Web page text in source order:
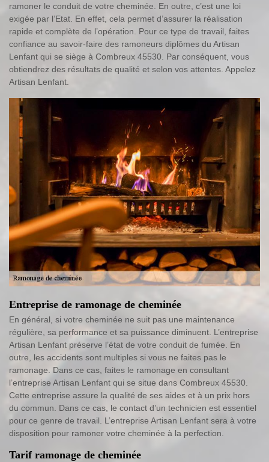
ramoner le conduit de votre cheminée. En outre, c’est une loi
exigée par l’Etat. En effet, cela permet d’assurer la réalisation
rapide et complète de l’opération. Pour ce type de travail, faites
confiance au savoir-faire des ramoneurs diplômes du Artisan
Lenfant qui se siège à Combreux 45530. Par conséquent, vous
obtiendrez des résultats de qualité et selon vos attentes. Appelez
Artisan Lenfant.
Entreprise de ramonage de cheminée
En général, si votre cheminée ne suit pas une maintenance
régulière, sa performance et sa puissance diminuent. L’entreprise
Artisan Lenfant préserve l’état de votre conduit de fumée. En
outre, les accidents sont multiples si vous ne faites pas le
ramonage. Dans ce cas, faites le ramonage en consultant
l’entreprise Artisan Lenfant qui se situe dans Combreux 45530.
Cette entreprise assure la qualité de ses aides et à un prix hors
du commun. Dans ce cas, le contact d’un technicien est essentiel
pour ce genre de travail. L’entreprise Artisan Lenfant sera à votre
disposition pour ramoner votre cheminée à la perfection.
Tarif ramonage de cheminée